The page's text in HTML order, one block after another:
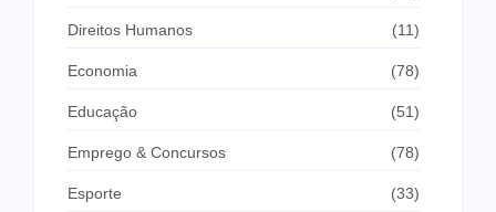
Direitos Humanos (11)
Economia (78)
Educação (51)
Emprego & Concursos (78)
Esporte (33)